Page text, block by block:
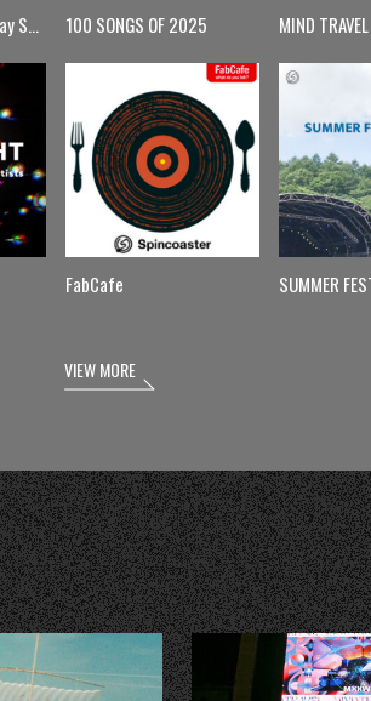
【月曜更新】Monday Spin 100 SONGS OF 2025
FabCafe
MIND TRAVEL
SUMMER
VIEW MORE